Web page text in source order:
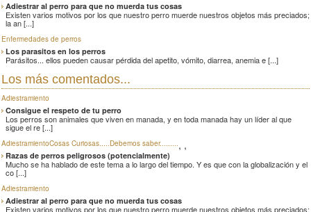
Adiestrar al perro para que no muerda tus cosas
Existen varios motivos por los que nuestro perro muerde nuestros objetos más preciados;
la an [...]
Enfermedades de perros
Los parasitos en los perros
Parásitos... ellos pueden causar pérdida del apetito, vómito, diarrea, anemia e [...]
Los más comentados...
Adiestramiento
Consigue el respeto de tu perro
Los perros son animales que viven en manada, y en toda manada hay un líder al que
sigue el re [...]
Adiestramiento ,
Cosas Curiosas..... ,
Debemos saber.........
Razas de perros peligrosos (potencialmente)
Mucho se ha hablado de este tema a lo largo del tiempo. Y es que con la globalización y el
co [...]
Adiestramiento
Adiestrar al perro para que no muerda tus cosas
Existen varios motivos por los que nuestro perro muerde nuestros objetos más preciados;